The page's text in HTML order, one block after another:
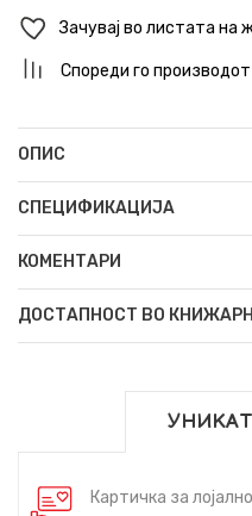
Зачувај во листата на
Спореди го производот
ОПИС
СПЕЦИФИКАЦИЈА
КОМЕНТАРИ
ДОСТАПНОСТ ВО
Картичка за